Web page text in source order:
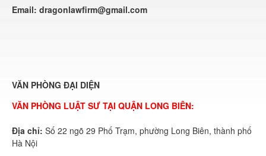
Email: dragonlawfirm@gmail.com
VĂN PHÒNG ĐẠI DIỆN
VĂN PHÒNG LUẬT SƯ TẠI QUẬN LONG BIÊN:
Địa chỉ: Số 22 ngõ 29 Phố Trạm, phường Long Biên, thành phố
Hà Nội